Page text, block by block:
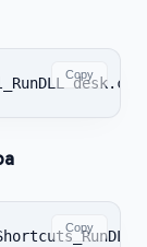
Copy
Copy